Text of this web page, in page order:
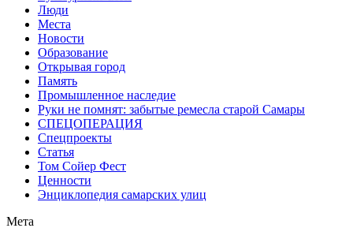
Люди
Места
Новости
Образование
Открывая город
Память
Промышленное наследие
Руки не помнят: забытые ремесла старой Самары
СПЕЦОПЕРАЦИЯ
Спецпроекты
Статья
Том Сойер Фест
Ценности
Энциклопедия самарских улиц
Мета